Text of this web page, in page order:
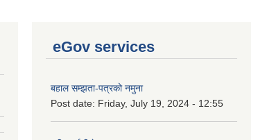
eGov services
बहाल सम्झता-पत्रको नमुना
Post date: Friday, July 19, 2024 - 12:55